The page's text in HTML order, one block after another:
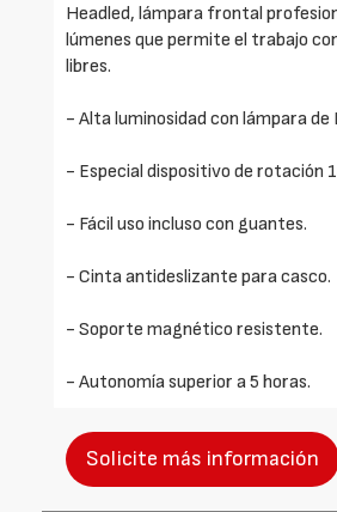
Headled, lámpara frontal
lúmenes que permite el trabajo
libres.
- Alta luminosidad con lámpara de
- Especial dispositivo de rotación
- Fácil uso incluso con guantes.
- Cinta antideslizante para casco.
- Soporte magnético resistente.
- Autonomía superior a 5 horas.
Solicite más información